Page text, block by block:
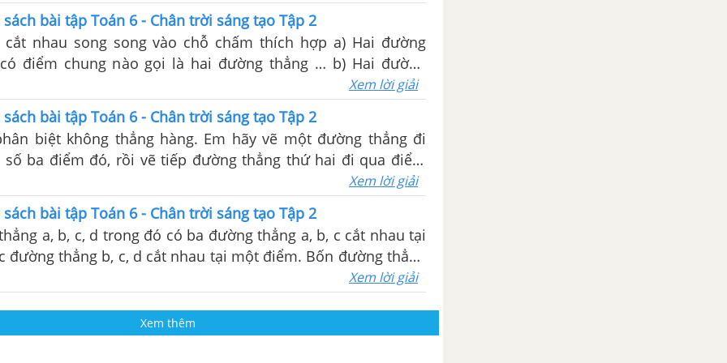
bài tập Toán 6 - Chân trời sáng tạo Tập 2
nhau song song vào chỗ chấm thích hợp a) Hai đường
chung nào gọi là hai đường thẳng … b) Hai đường
Xem lời giải
bài tập Toán 6 - Chân trời sáng tạo Tập 2
biệt không thẳng hàng. Em hãy vẽ một đường thẳng đi
ba điểm đó, rồi vẽ tiếp đường thẳng thứ hai đi qua điểm
Xem lời giải
bài tập Toán 6 - Chân trời sáng tạo Tập 2
a, b, c, d trong đó có ba đường thẳng a, b, c cắt nhau tại
đường thẳng b, c, d cắt nhau tại một điểm. Bốn đường thẳng
Xem lời giải
Xem thêm